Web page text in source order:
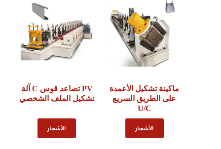
ماكينة تشكيل الأعمدة
على الطريق السريع
U/C
الأشجار
PV تصاعد قوس C آلة
تشكيل الملف الشخصي
الأشجار